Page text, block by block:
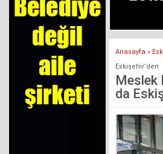
Anasayfa »
Eskişehir’den
Meslek
da